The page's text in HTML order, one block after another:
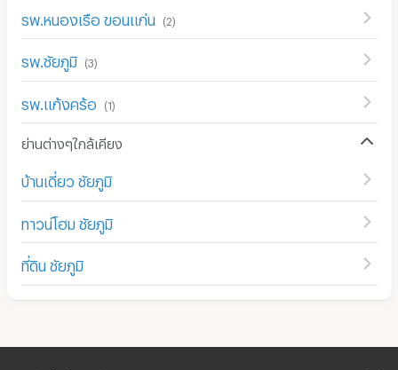
รพ.หนองเรือ ขอนแก่น (2)
รพ.ชัยภูมิ (3)
รพ.แก้งคร้อ (1)
ย่านต่างๆใกล้เคียง
บ้านเดี่ยว ชัยภูมิ
ทาวน์โฮม ชัยภูมิ
ที่ดิน ชัยภูมิ